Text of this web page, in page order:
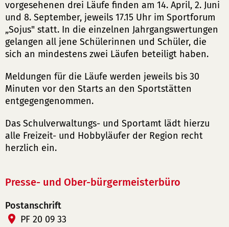
vorgesehenen drei Läufe finden am 14. April, 2. Juni
und 8. September, jeweils 17.15 Uhr im Sportforum
„Sojus" statt. In die einzelnen Jahrgangswertungen
gelangen all jene Schülerinnen und Schüler, die
sich an mindestens zwei Läufen beteiligt haben.
Meldungen für die Läufe werden jeweils bis 30
Minuten vor den Starts an den Sportstätten
entgegengenommen.
Das Schulverwaltungs- und Sportamt lädt hierzu
alle Freizeit- und Hobbyläufer der Region recht
herzlich ein.
Presse- und Ober-bürgermeisterbüro
Postanschrift
PF 20 09 33